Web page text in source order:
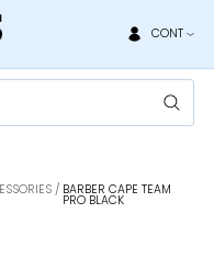
CONT
BARBER CAPE TEAM
PRO BLACK